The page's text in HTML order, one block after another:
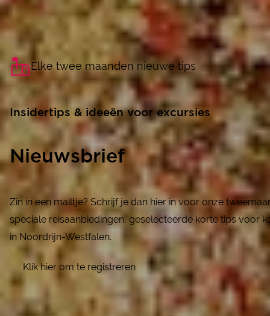
Elke twee maanden nieuwe tips
Insidertips & ideeën voor excursies
Nieuwsbrief
Zin in een mailtje? Schrijf je dan hier in voor onze
speciale reisaanbiedingen, geselecteerde korte tips voor
in Noordrijn-Westfalen.
Klik hier om te registreren